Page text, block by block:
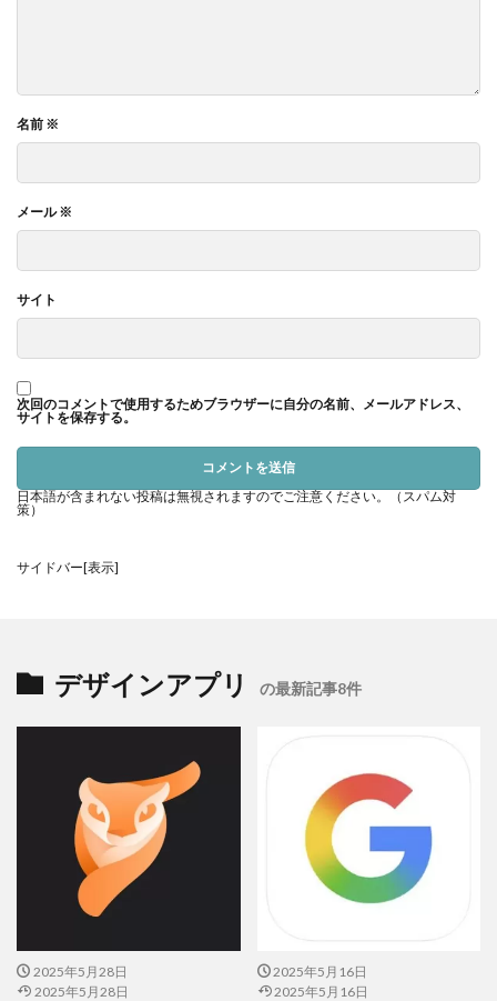
原稿用紙モードの活用
多くの縦書きアプリには「原稿用紙モード」が搭載されていま
マス目付きの画面で、文字数や行数がひと目でわかります。小説
やエッセイなど、分量管理が大事なときにピッタリ！
か！
データの出力と共有
印刷したり、他の人と共有したりするのもラクラクなんです。
縦書きアプリを使いこなすと、スマホ一つで本格的な文章作成が
できます！場所を選ばず、どこでも気軽に執筆できるのが一番の
自分にぴったりのアプリを見つけて、活用してみてください！
よくある質問
名前 ※
メール※
サイト
次回のコメントで使用するためブラウザーに自分の名前、メールアドレス、
サイトを保存する。
日本語が含まれない投稿は無視されますのでご注意ください。（スパム対
策）
サイドバー[表示]
デザインアプリ の最新記事8件
2025年5月28日
2025年5月28日
2025年5月16日
2025年5月16日